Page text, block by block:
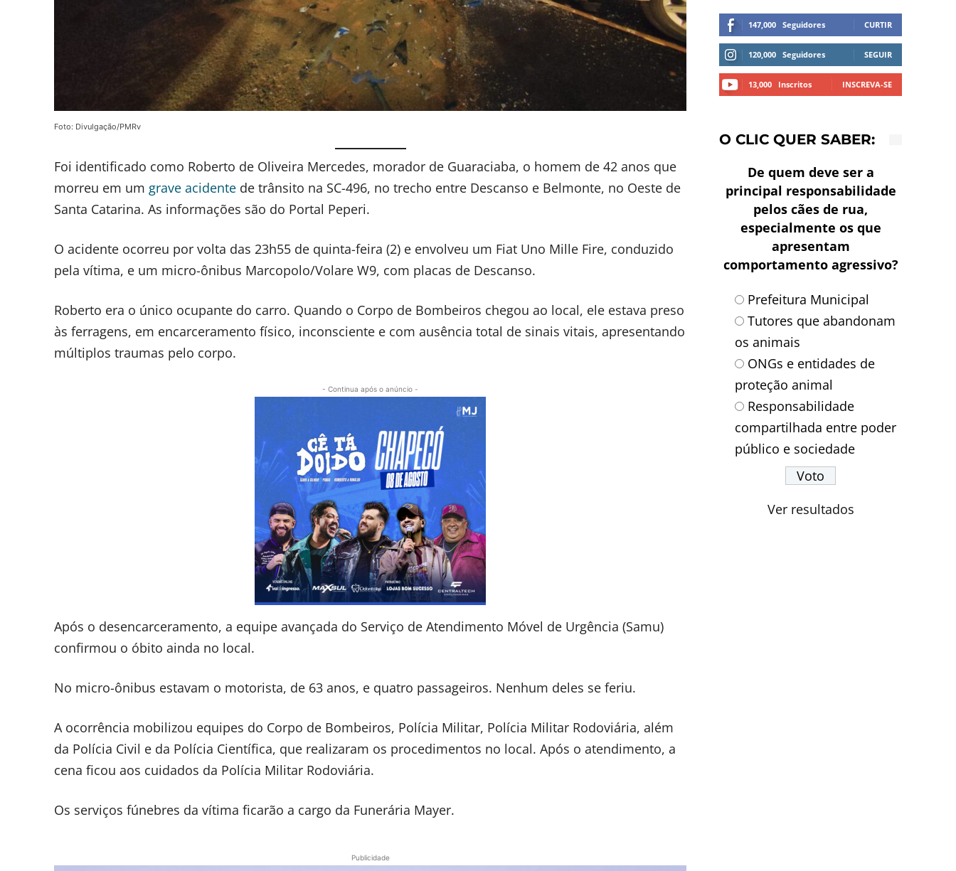
Foto: Divulgação/PMRv
Foi identificado como Roberto de Oliveira Mercedes, morador de Guaraciaba, o homem de 42 anos que
morreu em um grave acidente de trânsito na SC-496, no trecho entre Descanso e Belmonte, no Oeste de
Santa Catarina. As informações são do Portal Peperi.
O acidente ocorreu por volta das 23h55 de quinta-feira (2) e envolveu um Fiat Uno Mille Fire, conduzido
pela vítima, e um micro-ônibus Marcopolo/Volare W9, com placas de Descanso.
Roberto era o único ocupante do carro. Quando o Corpo de Bombeiros chegou ao local, ele estava preso
às ferragens, em encarceramento físico, inconsciente e com ausência total de sinais vitais, apresentando
múltiplos traumas pelo corpo.
- Continua após o anúncio -
Após o desencarceramento, a equipe avançada do Serviço de Atendimento Móvel de Urgência (Samu)
confirmou o óbito ainda no local.
No micro-ônibus estavam o motorista, de 63 anos, e quatro passageiros. Nenhum deles se feriu.
A ocorrência mobilizou equipes do Corpo de Bombeiros, Polícia Militar, Polícia Militar Rodoviária, além
da Polícia Civil e da Polícia Científica, que realizaram os procedimentos no local. Após o atendimento, a
cena ficou aos cuidados da Polícia Militar Rodoviária.
Os serviços fúnebres da vítima ficarão a cargo da Funerária Mayer.
Publicidade
147,000 Seguidores CURTIR
120,000 Seguidores SEGUIR
13,000 Inscritos INSCREVA-SE
O CLIC QUER SABER:
De quem deve ser a
principal responsabilidade
pelos cães de rua,
especialmente os que
apresentam
comportamento agressivo?
Prefeitura Municipal
Tutores que abandonam
os animais
ONGs e entidades de
proteção animal
Responsabilidade
compartilhada entre poder
público e sociedade
Ver resultados